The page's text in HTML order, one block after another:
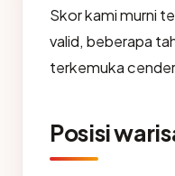
Skor kami murni
valid, beberapa
terkemuka
Posisi